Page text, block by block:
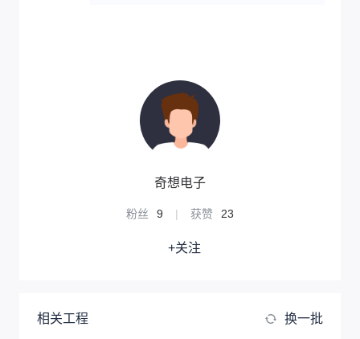
奇想电子
粉丝 9 | 获赞 23
+关注
相关工程 换一批